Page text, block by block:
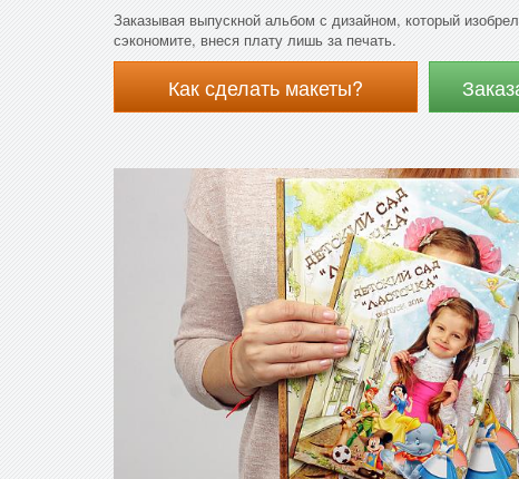
Заказывая выпускной альбом с дизайном, который
сэкономите, внеся плату лишь за печать.
Как сделать макеты?